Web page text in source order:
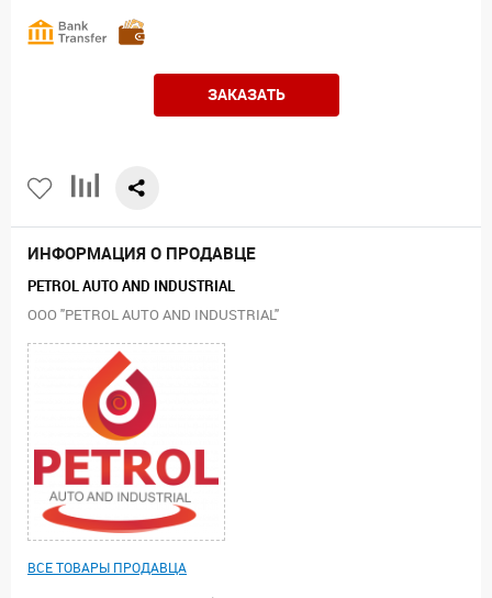
ЗАКАЗАТЬ
ИНФОРМАЦИЯ О ПРОДАВЦЕ
PETROL AUTO AND INDUSTRIAL
ООО "PETROL AUTO AND INDUSTRIAL"
ВСЕ ТОВАРЫ ПРОДАВЦА